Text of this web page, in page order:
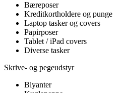
Bæreposer
Kreditkortholdere og punge
Laptop tasker og covers
Papirposer
Tablet / iPad covers
Diverse tasker
Skrive- og pegeudstyr
Blyanter